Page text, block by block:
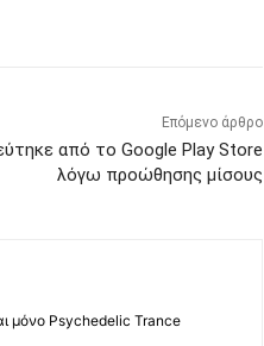
Επόμενο άρθρο
από το Google Play Store
λόγω προώθησης μίσους
μόνο Psychedelic Trance